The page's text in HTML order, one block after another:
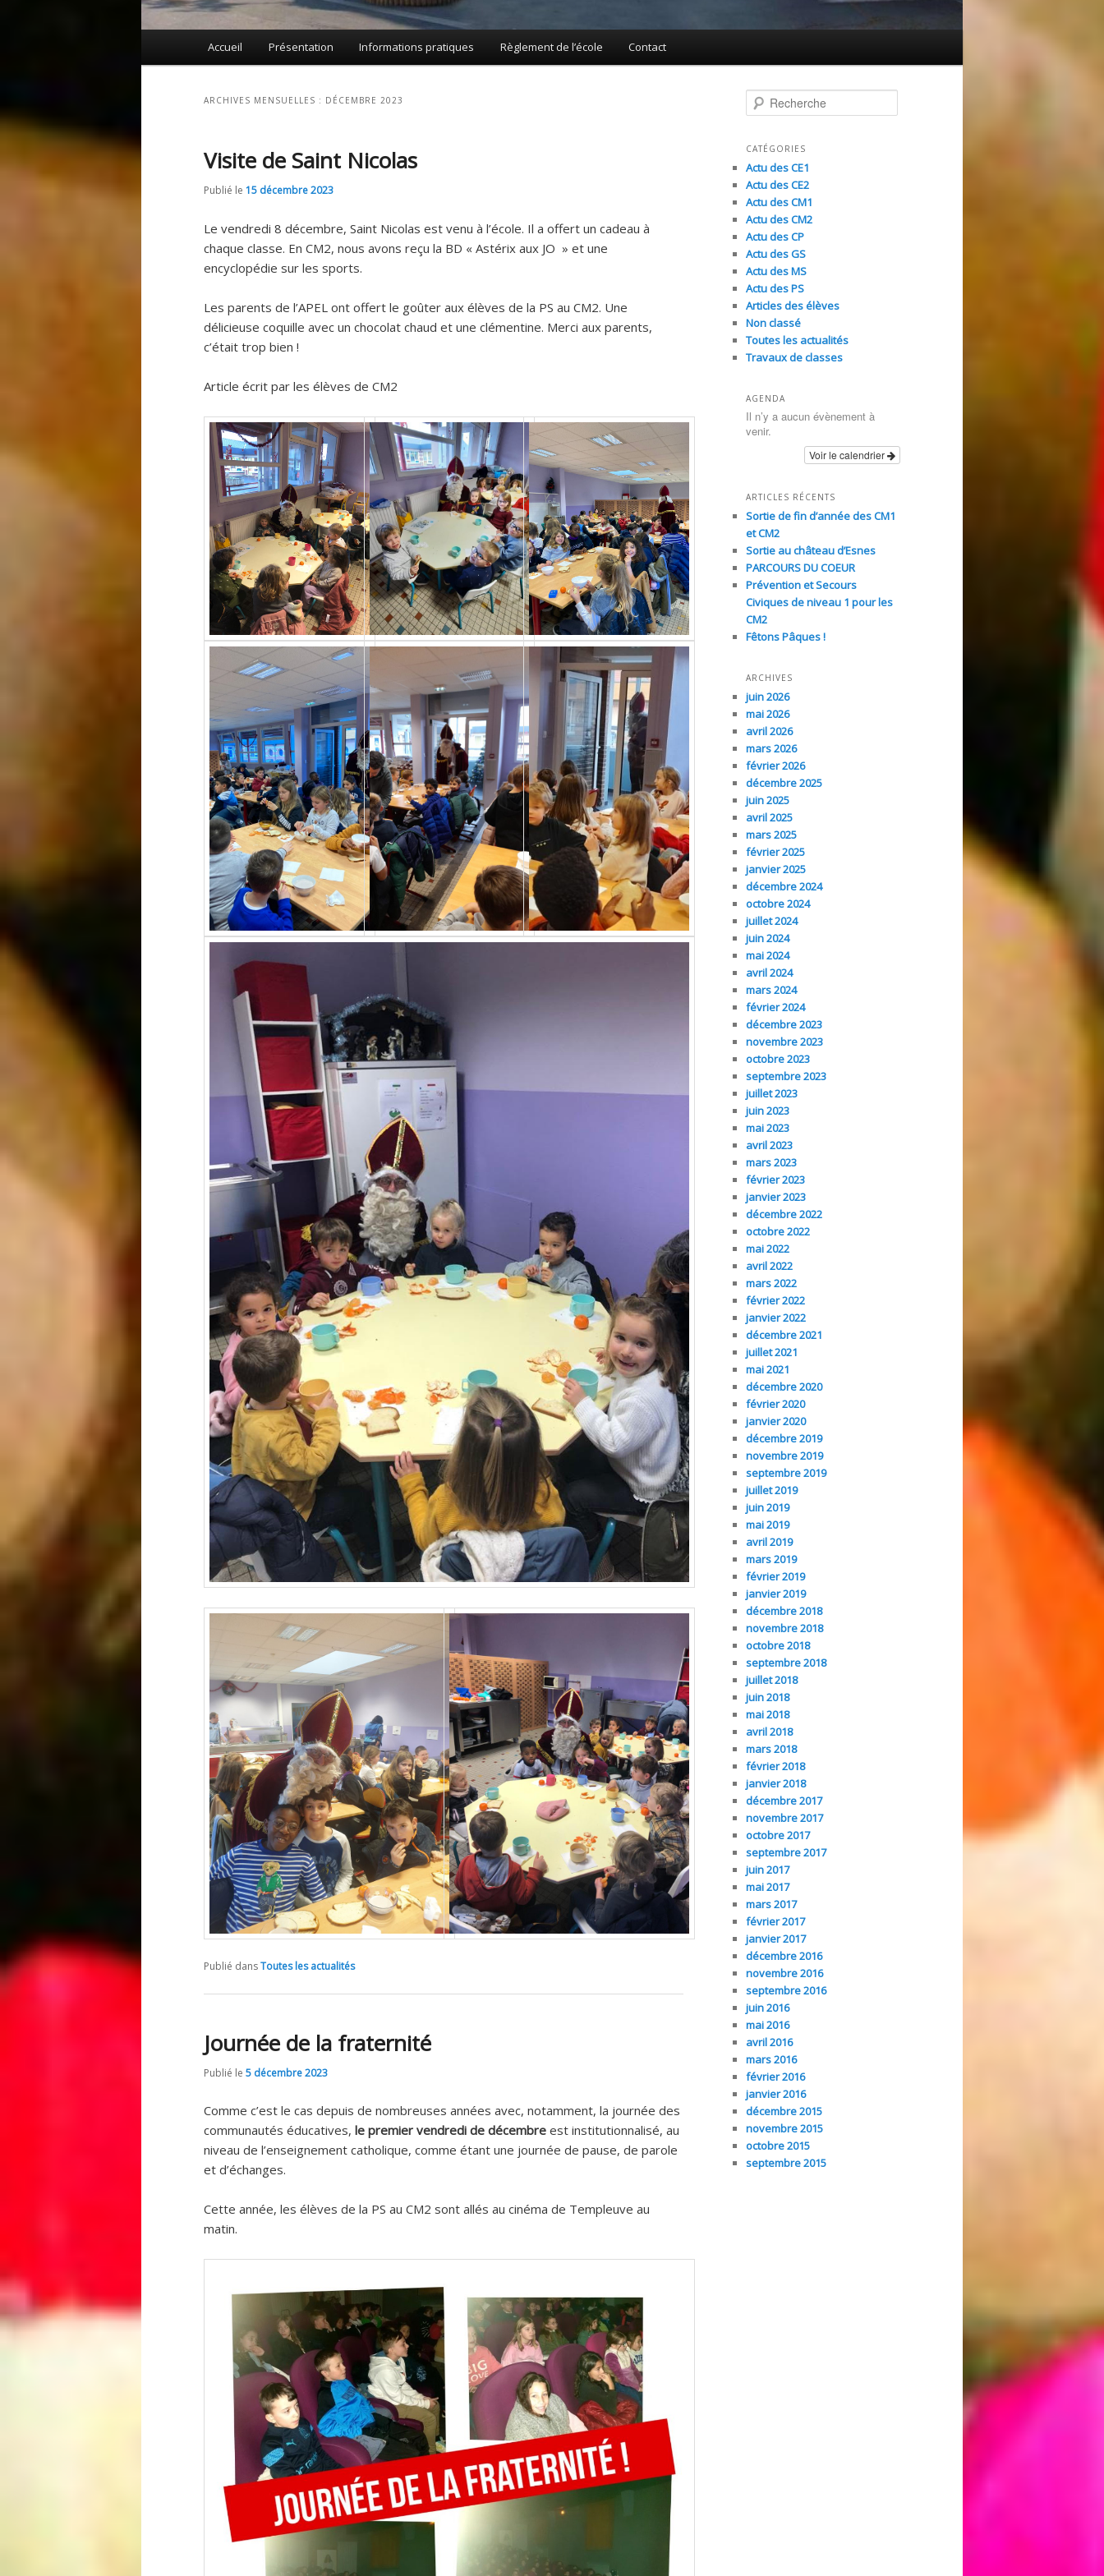
Accueil Présentation Informations pratiques Règlement de l’école Contact
ARCHIVES MENSUELLES : DÉCEMBRE 2023
Visite de Saint Nicolas
Publié le 15 décembre 2023
Le vendredi 8 décembre, Saint Nicolas est venu à l’école. Il a offert un cadeau à
chaque classe. En CM2, nous avons reçu la BD « Astérix aux JO » et une
encyclopédie sur les sports.
Les parents de l’APEL ont offert le goûter aux élèves de la PS au CM2. Une
délicieuse coquille avec un chocolat chaud et une clémentine. Merci aux parents,
c’était trop bien !
Article écrit par les élèves de CM2
Publié dansToutes les actualités
Journée de la fraternité
Publié le 5 décembre 2023
Comme c’est le cas depuis de nombreuses années avec, notamment, la journée des
communautés éducatives, le premier vendredi de décembre est institutionnalisé, au
niveau de l’enseignement catholique, comme étant une journée de pause, de parole
et d’échanges.
Cette année, les élèves de la PS au CM2 sont allés au cinéma de Templeuve au
matin.
e
h
e
r
c
h
e
CATÉGORIES
Actu des CE1
Actu des CE2
Actu des CM1
Actu des CM2
Actu des CP
Actu des GS
Actu des MS
Actu des PS
Articles des élèves
Non classé
Toutes les actualités
Travaux de classes
AGENDA
Il n’y a aucun évènement à
venir.
Voir le calendrier
ARTICLES RÉCENTS
Sortie de fin d’année des CM1
et CM2
Sortie au château d’Esnes
PARCOURS DU COEUR
Prévention et Secours
Civiques de niveau 1 pour les
CM2
Fêtons Pâques !
ARCHIVES
juin 2026
mai 2026
avril 2026
mars 2026
février 2026
décembre 2025
juin 2025
avril 2025
mars 2025
février 2025
janvier 2025
décembre 2024
octobre 2024
juillet 2024
juin 2024
mai 2024
avril 2024
mars 2024
février 2024
décembre 2023
novembre 2023
octobre 2023
septembre 2023
juillet 2023
juin 2023
mai 2023
avril 2023
mars 2023
février 2023
janvier 2023
décembre 2022
octobre 2022
mai 2022
avril 2022
mars 2022
février 2022
janvier 2022
décembre 2021
juillet 2021
mai 2021
décembre 2020
février 2020
janvier 2020
décembre 2019
novembre 2019
septembre 2019
juillet 2019
juin 2019
mai 2019
avril 2019
mars 2019
février 2019
janvier 2019
décembre 2018
novembre 2018
octobre 2018
septembre 2018
juillet 2018
juin 2018
mai 2018
avril 2018
mars 2018
février 2018
janvier 2018
décembre 2017
novembre 2017
octobre 2017
septembre 2017
juin 2017
mai 2017
mars 2017
février 2017
janvier 2017
décembre 2016
novembre 2016
septembre 2016
juin 2016
mai 2016
avril 2016
mars 2016
février 2016
janvier 2016
décembre 2015
novembre 2015
octobre 2015
septembre 2015